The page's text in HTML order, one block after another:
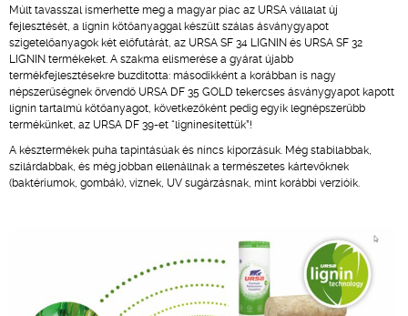
Múlt tavasszal ismerhette meg a magyar piac az URSA vállalat új
fejlesztését, a lignin kötőanyaggal készült szálas ásványgyapot
szigetelőanyagok két előfutárát, az URSA SF 34 LIGNIN és URSA SF 32
LIGNIN termékeket. A szakma elismerése a gyárat újabb
termékfejlesztésekre buzdította: másodikként a korábban is nagy
népszerűségnek örvendő URSA DF 35 GOLD tekercses ásványgyapot kapott
lignin tartalmú kötőanyagot, következőként pedig egyik legnépszerűbb
termékünket, az URSA DF 39-et “ligninesítettük”!
A késztermékek puha tapintásúak és nincs kiporzásuk. Még stabilabbak,
szilárdabbak, és még jobban ellenállnak a természetes kártevőknek
(baktériumok, gombák), víznek, UV sugárzásnak, mint korábbi verzióik.